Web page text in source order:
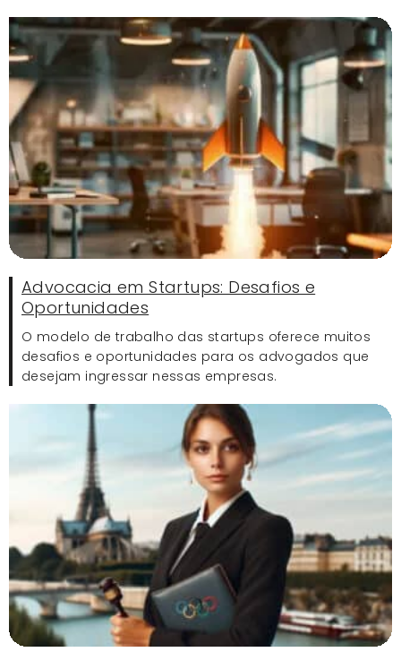
Advocacia em Startups: Desafios e
Oportunidades
O modelo de trabalho das startups oferece muitos
desafios e oportunidades para os advogados que
desejam ingressar nessas empresas.